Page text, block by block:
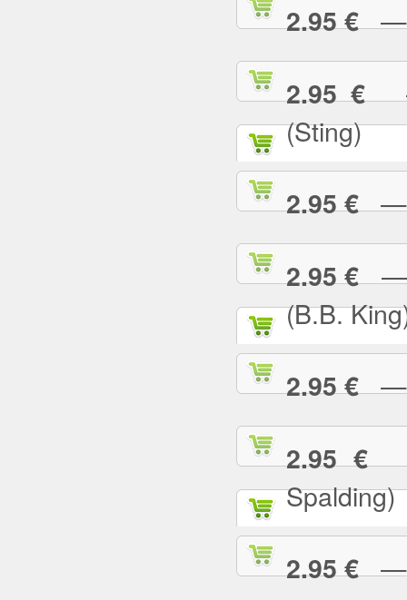
2.95 €—
2.95 €—
(Sting)
2.95 €— I
2.95 €— I
(B.B.
2.95 €— I
2.95 €—
Spalding)
2.95 €— I